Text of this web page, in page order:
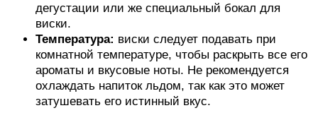
дегустации или же специальный бокал для
виски.
Температура: виски следует подавать при
комнатной температуре, чтобы раскрыть все его
ароматы и вкусовые ноты. Не рекомендуется
охлаждать напиток льдом, так как это может
затушевать его истинный вкус.